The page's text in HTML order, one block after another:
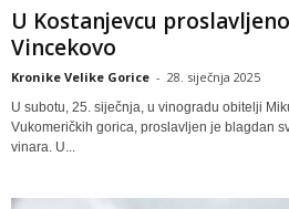
U Kostanjevcu
Vincekovo
Kronike Velike Gorice - 28. siječnja 2025
U subotu, 25. siječnja, u vinogradu obitelji
Vukomeričkih gorica, proslavljen je blagdan
vinara. U...